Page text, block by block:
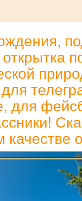
для
качестве